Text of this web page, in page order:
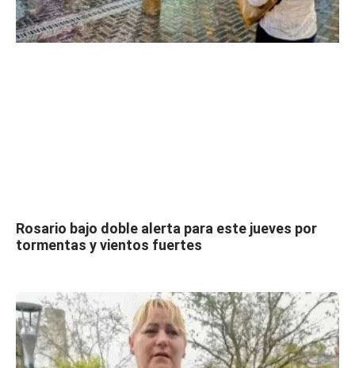
Rosario bajo doble alerta para este jueves por
tormentas y vientos fuertes